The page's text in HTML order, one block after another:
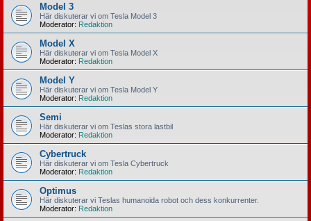
Model 3
Här diskuterar vi om Tesla Model 3
Moderator: Redaktion
Model X
Här diskuterar vi om Tesla Model X
Moderator: Redaktion
Model Y
Här diskuterar vi om Tesla Model Y
Moderator: Redaktion
Semi
Här diskuterar vi om Teslas stora lastbil
Moderator: Redaktion
Cybertruck
Här diskuterar vi om Tesla Cybertruck
Moderator: Redaktion
Optimus
Här diskuterar vi Teslas humanoida robot och dess konkurrenter.
Moderator: Redaktion